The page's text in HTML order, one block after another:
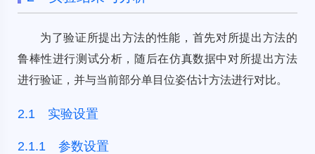
为了验证所提出方法的性能，首先对所提出方法的
鲁棒性进行测试分析，随后在仿真数据中对所提出方法
进行验证，并与当前部分单目位姿估计方法进行对比。
2.1 实验设置
2.1.1 参数设置